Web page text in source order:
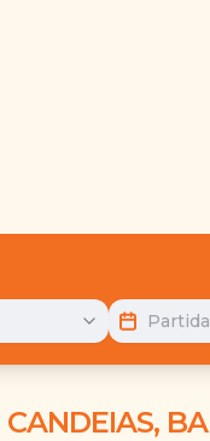
Partida
CANDEIAS, BA